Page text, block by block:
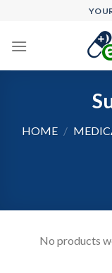
content
HOME /
No products